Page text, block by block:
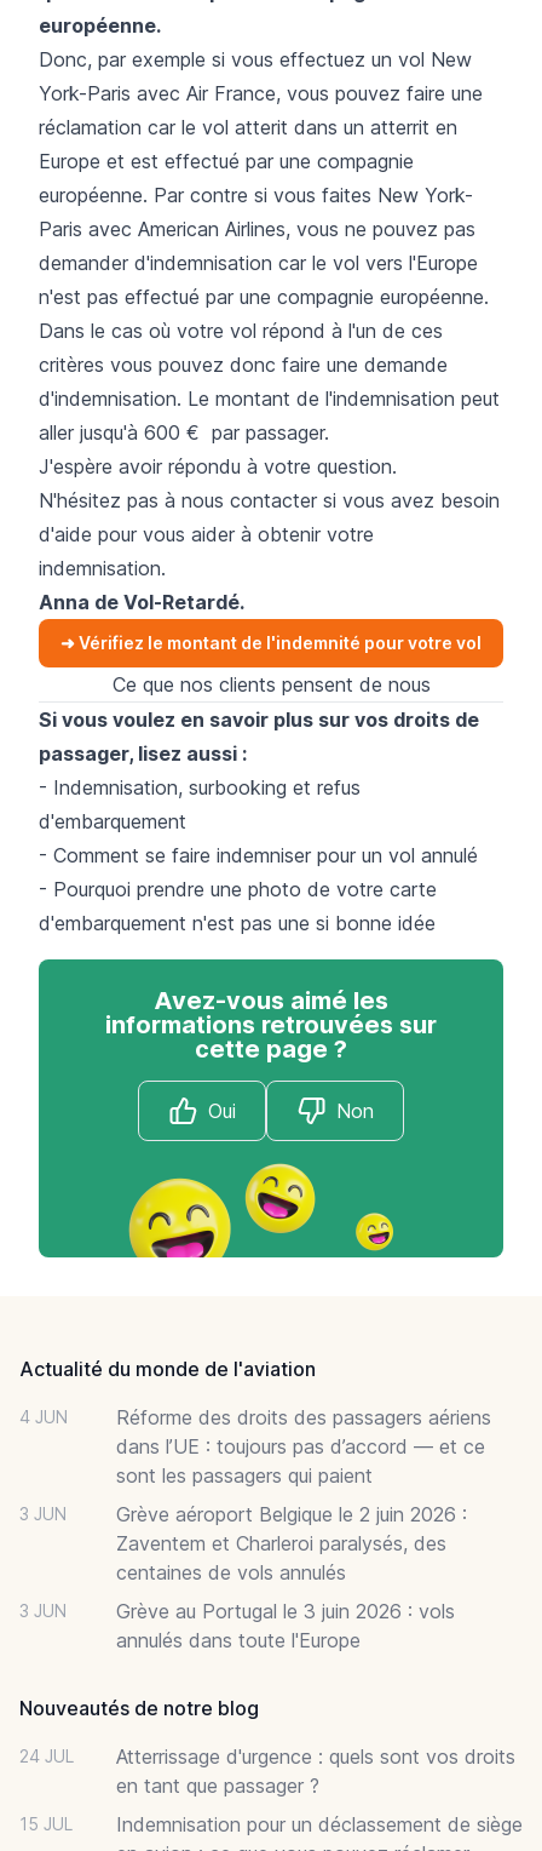
européenne.
Donc, par exemple si vous effectuez un vol New
York-Paris avec Air France, vous pouvez faire une
réclamation car le vol atterit dans un atterrit en
Europe et est effectué par une compagnie
européenne. Par contre si vous faites New York-
Paris avec American Airlines, vous ne pouvez pas
demander d'indemnisation car le vol vers l'Europe
n'est pas effectué par une compagnie européenne.
Dans le cas où votre vol répond à l'un de ces
critères vous pouvez donc faire une demande
d'indemnisation. Le montant de l'indemnisation peut
aller jusqu'à 600 € par passager.
J'espère avoir répondu à votre question.
N'hésitez pas à nous contacter si vous avez besoin
d'aide pour vous aider à obtenir votre
indemnisation.
Anna de Vol-Retardé.
➜ Vérifiez le montant de l'indemnité pour votre vol
Ce que nos clients pensent de nous
Si vous voulez en savoir plus sur vos droits de
passager, lisez aussi :
- Indemnisation, surbooking et refus
d'embarquement
- Comment se faire indemniser pour un vol annulé
- Pourquoi prendre une photo de votre carte
d'embarquement n'est pas une si bonne idée
Avez-vous aimé les
informations retrouvées sur
cette page ?
Oui Non
Actualité du monde de l'aviation
4 JUN
Réforme des droits des passagers aériens
dans l’UE : toujours pas d’accord — et ce
sont les passagers qui paient
3 JUN
Grève aéroport Belgique le 2 juin 2026 :
Zaventem et Charleroi paralysés, des
centaines de vols annulés
3 JUN
Grève au Portugal le 3 juin 2026 : vols
annulés dans toute l'Europe
Nouveautés de notre blog
24 JUL
Atterrissage d'urgence : quels sont vos droits
en tant que passager ?
15 JUL
Indemnisation pour un déclassement de siège